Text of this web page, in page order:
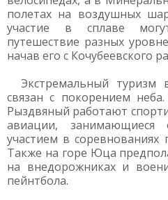
полетах на воздушных
участие в сплаве
путешествие разных
начав его с Кочубеевского
Экстремальный туризм
связан с покорением
Рыздвяный работают
авиации, занимающиеся
участием в
Также на горе Юца
на внедорожниках и
пейнтбола.